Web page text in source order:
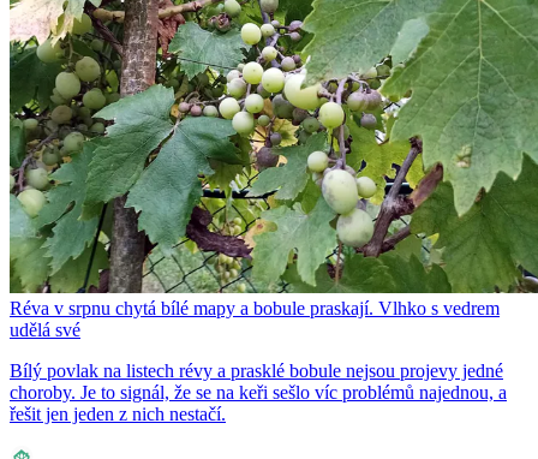
Réva v srpnu chytá bílé mapy a bobule praskají. Vlhko s vedrem
udělá své
Bílý povlak na listech révy a prasklé bobule nejsou projevy jedné
choroby. Je to signál, že se na keři sešlo víc problémů najednou, a
řešit jen jeden z nich nestačí.